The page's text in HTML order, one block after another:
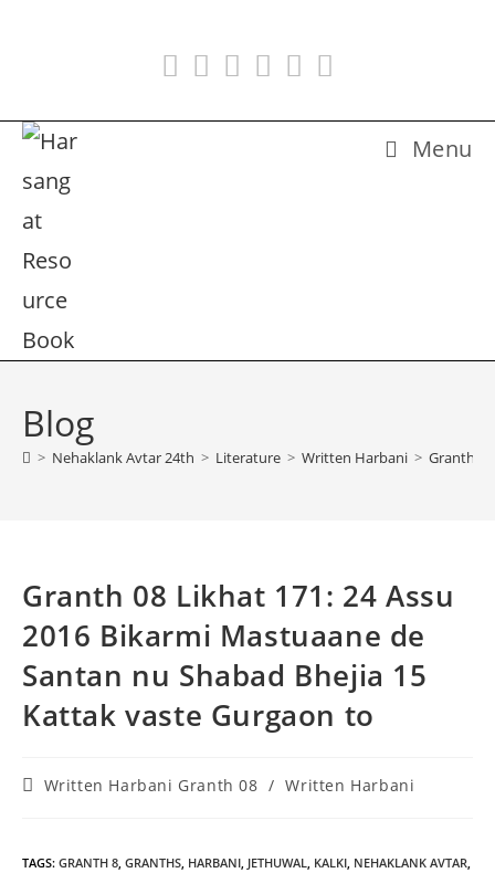
Menu
Blog
> Nehaklank Avtar 24th > Literature > Written Harbani > Granth
Granth 08 Likhat 171: 24 Assu
2016 Bikarmi Mastuaane de
Santan nu Shabad Bhejia 15
Kattak vaste Gurgaon to
PostWritten Harbani Granth 08 / Written Harbani
TAGS: GRANTH 8, GRANTHS, HARBANI, JETHUWAL, KALKI, NEHAKLANK AVTAR,